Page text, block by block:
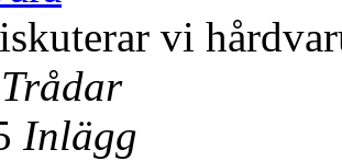
vi
Trådar
Inlägg